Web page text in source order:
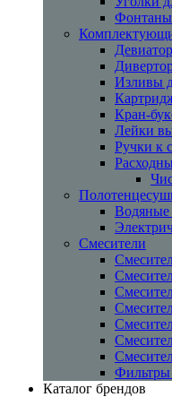
Фонтаны
Изливы
Кран-
Лейки
Ручки к
Водяные
Смесители
Фильтры
Каталог брендов